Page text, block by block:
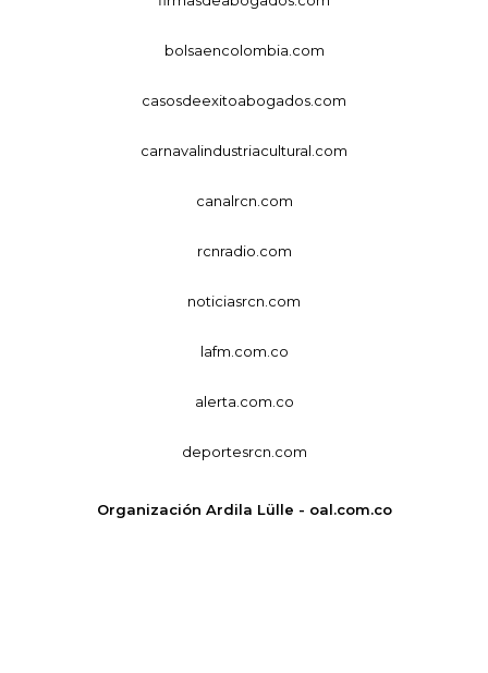
bolsaencolombia.com
casosdeexitoabogados.com
carnavalindustriacultural.com
canalrcn.com
rcnradio.com
noticiasrcn.com
lafm.com.co
alerta.com.co
deportesrcn.com
Organización Ardila Lülle - oal.com.co